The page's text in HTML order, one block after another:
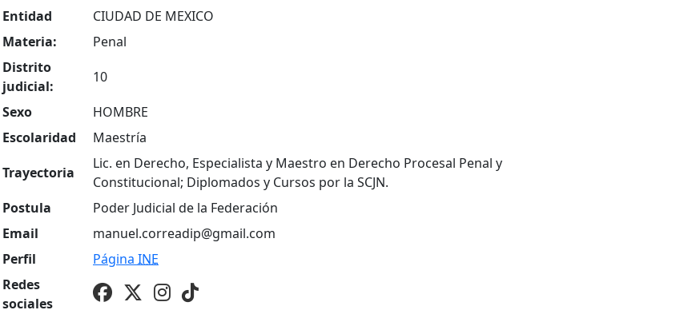
Entidad
CIUDAD DE MEXICO
Materia:
Penal
Distrito
judicial:
10
Sexo
HOMBRE
Escolaridad
Maestría
Trayectoria
Lic. en Derecho, Especialista y Maestro en Derecho Procesal Penal y
Constitucional; Diplomados y Cursos por la SCJN.
Postula
Poder Judicial de la Federación
Email
manuel.correadip@gmail.com
Perfil
Página INE
Redes
sociales